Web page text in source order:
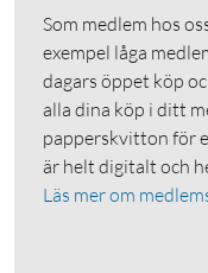
Som medlem hos
exempel låga
dagars öppet köp
alla dina köp i ditt
papperskvitton för
är helt digitalt och
Läs mer om